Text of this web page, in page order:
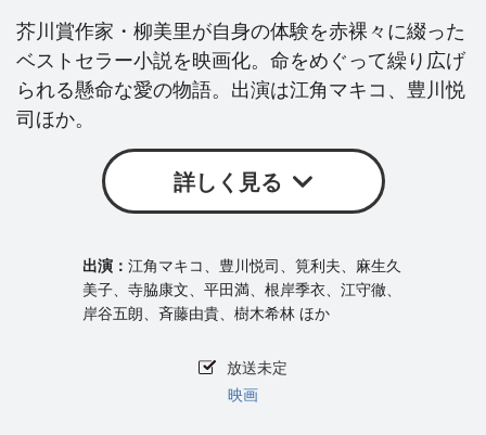
芥川賞作家・柳美里が自身の体験を赤裸々に綴った
ベストセラー小説を映画化。命をめぐって繰り広げ
られる懸命な愛の物語。出演は江角マキコ、豊川悦
司ほか。
詳しく見る
江角マキコ、豊川悦司、筧利夫、麻生久
美子、寺脇康文、平田満、根岸季衣、江守徹、
岸谷五朗、斉藤由貴、樹木希林 ほか
放送未定
映画